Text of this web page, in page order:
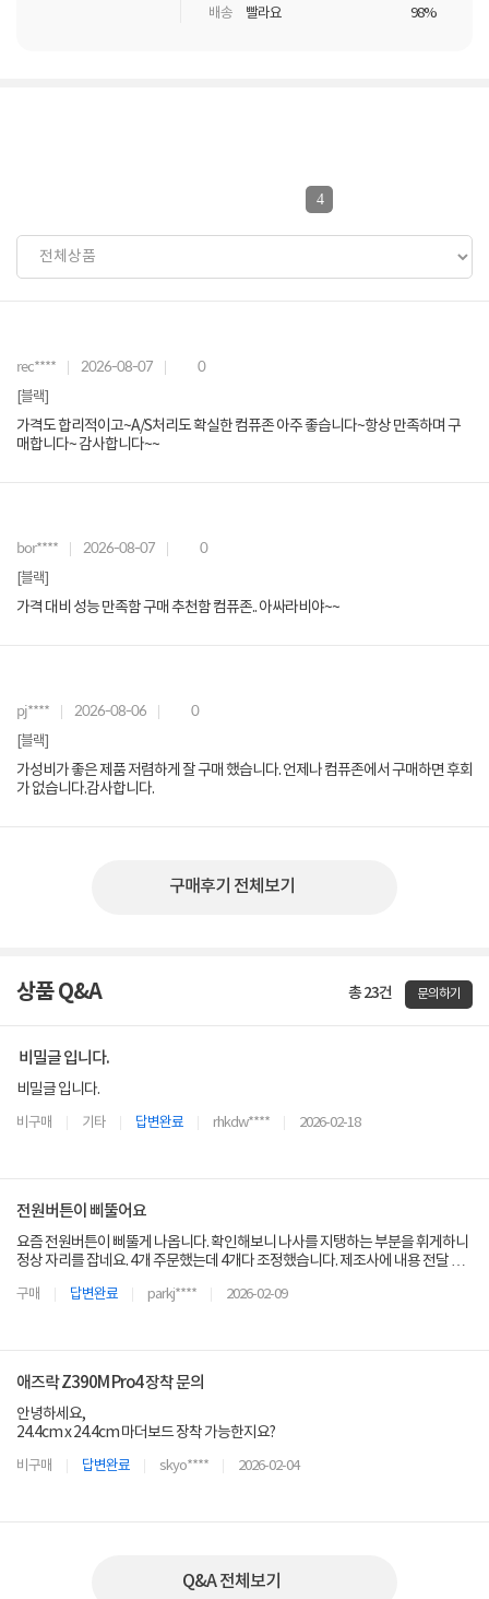
배송 빨라요 98%
4
rec**** 2026-08-07 0
[블랙]
가격도 합리적이고~A/S처리도 확실한 컴퓨존 아주 좋습니다~항상 만족하며 구
매합니다~ 감사합니다~~
bor**** 2026-08-07 0
[블랙]
가격 대비 성능 만족함 구매 추천함 컴퓨존.. 아싸라비야~~
pj**** 2026-08-06 0
[블랙]
가성비가 좋은 제품 저렴하게 잘 구매 했습니다. 언제나 컴퓨존에서 구매하면 후회
가 없습니다.감사합니다.
구매후기 전체보기
상품 Q&A 총 23건 문의하기
비밀글 입니다.
비밀글 입니다.
비구매 기타 답변완료 rhkdw**** 2026-02-18
전원버튼이 삐뚤어요
요즘 전원버튼이 삐뚤게 나옵니다. 확인해보니 나사를 지탱하는 부분을 휘게하니
정상 자리를 잡네요. 4개 주문했는데 4개다 조정했습니다. 제조사에 내용 전달 부
구매 답변완료 parkj**** 2026-02-09
애즈락 Z390M Pro4 장착 문의
안녕하세요,
24.4cm x 24.4cm 마더보드 장착 가능한지요?
비구매 답변완료 skyo**** 2026-02-04
Q&A 전체보기